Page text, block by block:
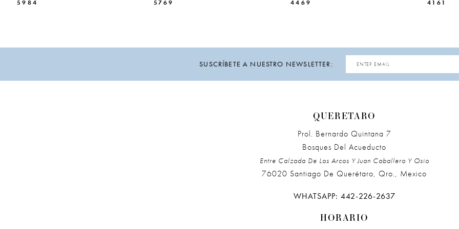
13
5984
5769
4469
4161
SUSCRÍBETE A NUESTRO NEWSLETTER:
QUERETARO
Prol. Bernardo Quintana 7
Bosques Del Acueducto
Entre Calzada De Los Arcos Y Juan Caballero Y Osio
76020 Santiago De Querétaro, Qro., Mexico
WHATSAPP: 442-226-2637
HORARIO